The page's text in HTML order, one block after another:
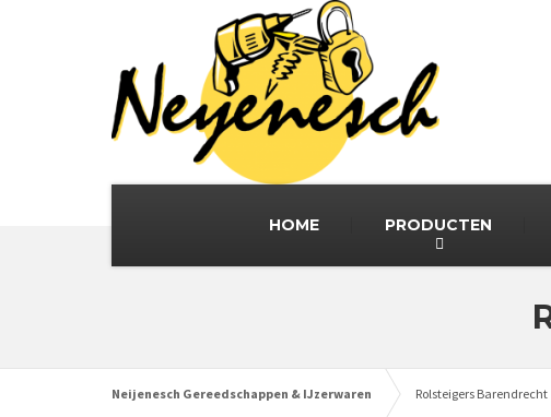
HOME PRODUCTEN
Neijenesch Gereedschappen & IJzerwaren Rolsteigers Barendrecht